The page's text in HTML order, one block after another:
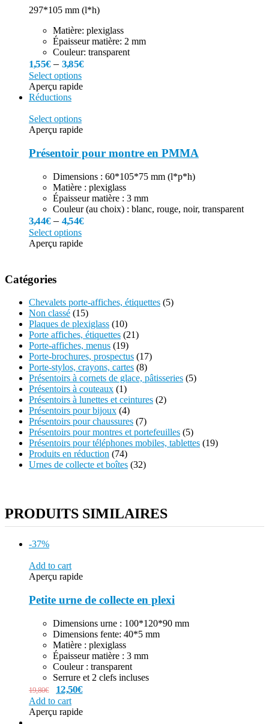
297*105 mm (l*h)
Matière: plexiglass
Épaisseur matière: 2 mm
Couleur: transparent
1,55€–3,85€
Select options
Aperçu rapide
Réductions
Select options
Aperçu rapide
Présentoir pour montre en PMMA
Dimensions : 60*105*75 mm (l*p*h)
Matière : plexiglass
Épaisseur matière : 3 mm
Couleur (au choix) : blanc, rouge, noir, transparent
3,44€–4,54€
Select options
Aperçu rapide
Catégories
Chevalets porte-affiches, étiquettes (5)
Non classé (15)
Plaques de plexiglass (10)
Porte affiches, étiquettes (21)
Porte-affiches, menus (19)
Porte-brochures, prospectus (17)
Porte-stylos, crayons, cartes (8)
Présentoirs à cornets de glace, pâtisseries (5)
Présentoirs à couteaux (1)
Présentoirs à lunettes et ceintures (2)
Présentoirs pour bijoux (4)
Présentoirs pour chaussures (7)
Présentoirs pour montres et portefeuilles (5)
Présentoirs pour téléphones mobiles, tablettes (19)
Produits en réduction (74)
Urnes de collecte et boîtes (32)
PRODUITS SIMILAIRES
-37%
Add to cart
Aperçu rapide
Petite urne de collecte en plexi
Dimensions urne : 100*120*90 mm
Dimensions fente: 40*5 mm
Matière : plexiglass
Épaisseur matière : 3 mm
Couleur : transparent
Serrure et 2 clefs incluses
19,80€ 12,50€
Add to cart
Aperçu rapide